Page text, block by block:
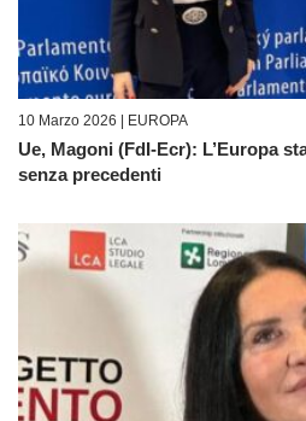
10 Marzo 2026 | EUROPA
Ue, Magoni (FdI-Ecr): L’Europa
senza precedenti